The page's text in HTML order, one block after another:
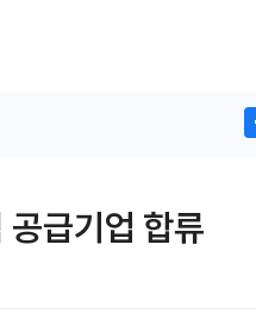
공급기업 합류